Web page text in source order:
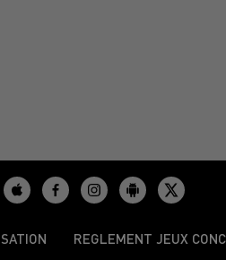
REGLEMENT JEUX